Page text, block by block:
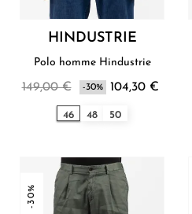
HINDUSTRIE
Polo homme Hindustrie
149,00 € -30% 104,30 €
46 48 50
-30%